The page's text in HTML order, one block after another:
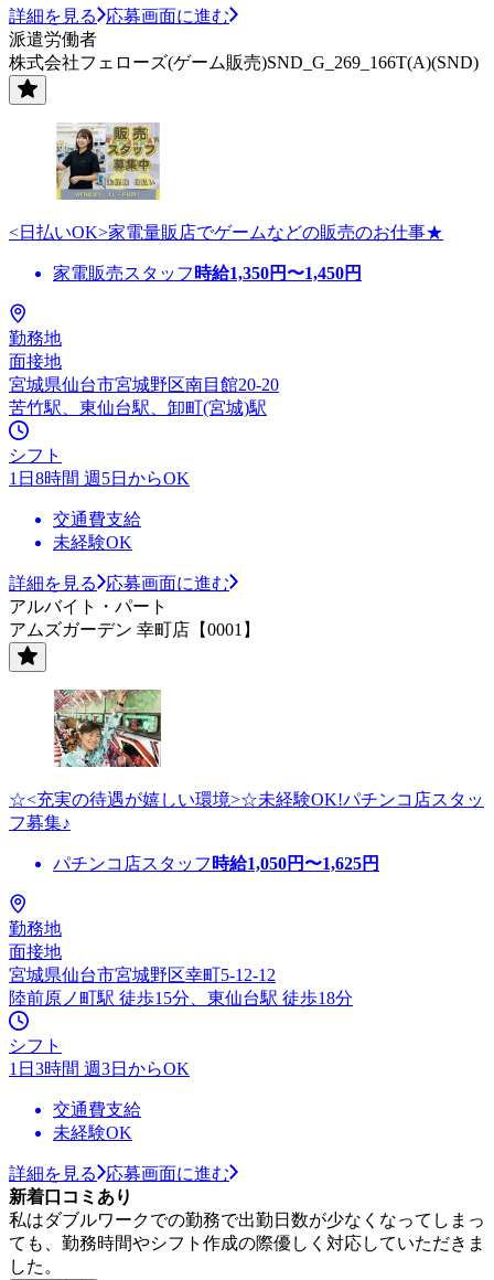
詳細を見る
応募画面に進む
派遣労働者
株式会社フェローズ(ゲーム販売)SND_G_269_166T(A)(SND)
<日払いOK>家電量販店でゲームなどの販売のお仕事★
家電販売スタッフ 時給1,350円〜1,450円
勤務地
面接地
宮城県仙台市宮城野区南目館20-20
苦竹駅、東仙台駅、卸町(宮城)駅
シフト
1日8時間 週5日からOK
交通費支給
未経験OK
詳細を見る
応募画面に進む
アルバイト・パート
アムズガーデン 幸町店【0001】
☆<充実の待遇が嬉しい環境>☆未経験OK!パチンコ店スタッ
フ募集♪
パチンコ店スタッフ 時給1,050円〜1,625円
勤務地
面接地
宮城県仙台市宮城野区幸町5-12-12
陸前原ノ町駅 徒歩15分、東仙台駅 徒歩18分
シフト
1日3時間 週3日からOK
交通費支給
未経験OK
詳細を見る
応募画面に進む
新着口コミあり
私はダブルワークでの勤務で出勤日数が少なくなってしまっ
ても、勤務時間やシフト作成の際優しく対応していただきま
した。